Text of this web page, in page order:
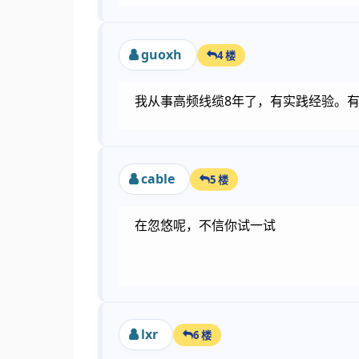
guoxh 4 楼
我从事高频线缆8年了，有实践经验。
cable 5 楼
在忽悠呢，不信你试一试
lxr 6 楼